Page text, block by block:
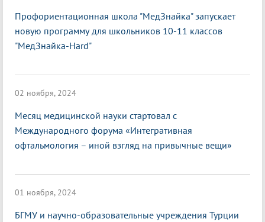
Профориентационная школа "МедЗнайка" запускает
новую программу для школьников 10-11 классов
"МедЗнайка-Hard"
02 ноября, 2024
Месяц медицинской науки стартовал с
Международного форума «Интегративная
офтальмология – иной взгляд на привычные вещи»
01 ноября, 2024
БГМУ и научно-образовательные учреждения Турции